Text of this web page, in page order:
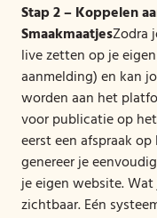
Stap 2 – Koppelen
SmaakmaatjesZodra
live zetten op je
aanmelding) en kan
worden aan het
voor publicatie op
eerst een afspraak
genereer je
je eigen website.
zichtbaar. Eén